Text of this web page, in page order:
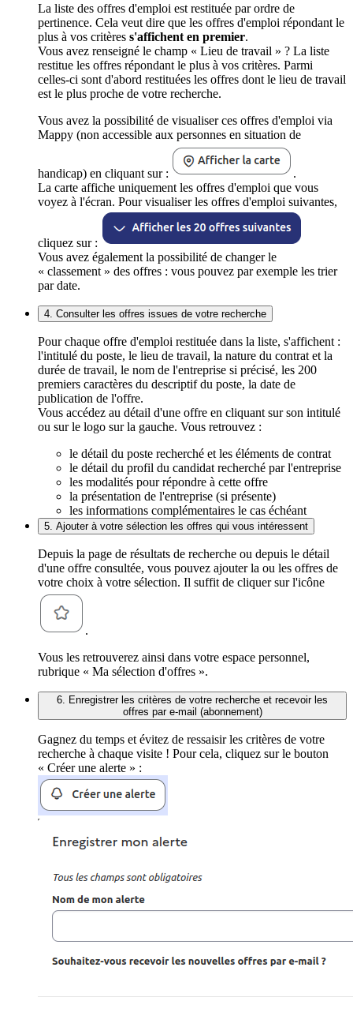
La liste des offres d'emploi est restituée par ordre de
pertinence. Cela veut dire que les offres d'emploi répondant le
plus à vos critères s'affichent en premier.
Vous avez renseigné le champ « Lieu de travail » ? La liste
restitue les offres répondant le plus à vos critères. Parmi
celles-ci sont d'abord restituées les offres dont le lieu de travail
est le plus proche de votre recherche.
Vous avez la possibilité de visualiser ces offres d'emploi via
Mappy (non accessible aux personnes en situation de
handicap) en cliquant sur :
.
La carte affiche uniquement les offres d'emploi que vous
voyez à l'écran. Pour visualiser les offres d'emploi suivantes,
cliquez sur :
Vous avez également la possibilité de changer le
« classement » des offres : vous pouvez par exemple les trier
par date.
4. Consulter les offres issues de votre recherche
Pour chaque offre d'emploi restituée dans la liste, s'affichent :
l'intitulé du poste, le lieu de travail, la nature du contrat et la
durée de travail, le nom de l'entreprise si précisé, les 200
premiers caractères du descriptif du poste, la date de
publication de l'offre.
Vous accédez au détail d'une offre en cliquant sur son intitulé
ou sur le logo sur la gauche. Vous retrouvez :
le détail du poste recherché et les éléments de contrat
le détail du profil du candidat recherché par l'entreprise
les modalités pour répondre à cette offre
la présentation de l'entreprise (si présente)
les informations complémentaires le cas échéant
5. Ajouter à votre sélection les offres qui vous intéressent
Depuis la page de résultats de recherche ou depuis le détail
d'une offre consultée, vous pouvez ajouter la ou les offres de
votre choix à votre sélection. Il suffit de cliquer sur l'icône
.
Vous les retrouverez ainsi dans votre espace personnel,
rubrique « Ma sélection d'offres ».
6. Enregistrer les critères de votre recherche et recevoir les
offres par e-mail (abonnement)
Gagnez du temps et évitez de ressaisir les critères de votre
recherche à chaque visite ! Pour cela, cliquez sur le bouton
« Créer une alerte » :